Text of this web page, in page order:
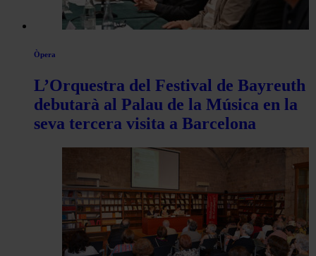
Òpera
L’Orquestra del Festival de Bayreuth
debutarà al Palau de la Música en la
seva tercera visita a Barcelona